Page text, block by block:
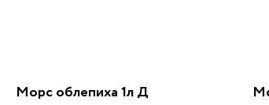
Морс облепиха 1л Д